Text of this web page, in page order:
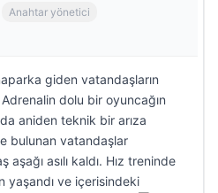
Anahtar yönetici
giden vatandaşların
dolu bir oyuncağın
aniden teknik bir arıza
bulunan vatandaşlar
asılı kaldı. Hız treninde
yaşandı ve içerisindeki